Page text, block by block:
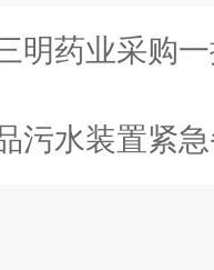
明药业采购一批
污水装置紧